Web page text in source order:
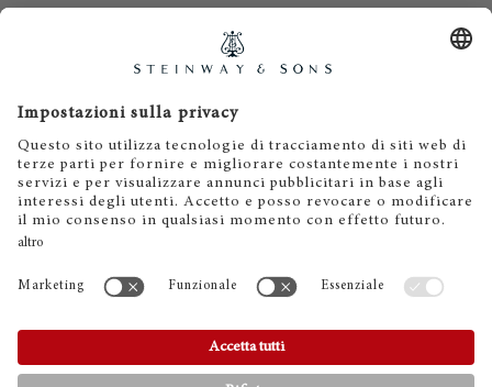
Informativa privacy
Termini e condizioni
Cookies